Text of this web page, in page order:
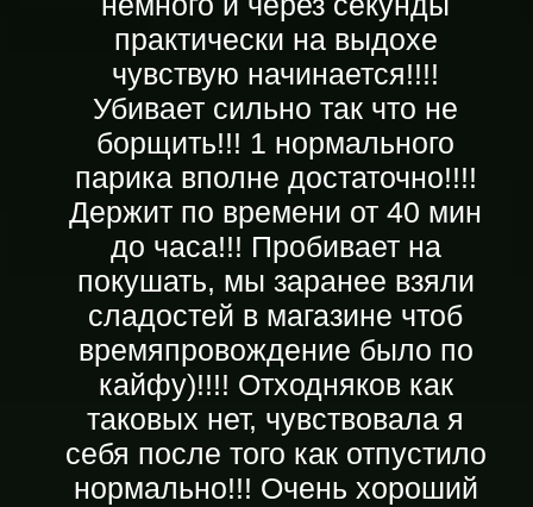
практически на выдохе
чувствую начинается!!!!
Убивает сильно так что не
борщить!!! 1 нормального
парика вполне достаточно!!!!
Держит по времени от 40 мин
до часа!!! Пробивает на
покушать, мы заранее взяли
сладостей в магазине чтоб
времяпровождение было по
кайфу)!!!! Отходняков как
таковых нет, чувствовала я
себя после того как отпустило
нормально!!! Очень хороший